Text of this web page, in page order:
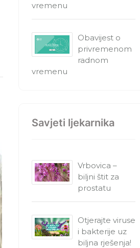
vremenu
Obavijest o
privremenom
radnom
vremenu
Savjeti ljekarnika
Vrbovica –
biljni štit za
prostatu
Otjerajte viruse
i bakterije uz
biljna rješenja!